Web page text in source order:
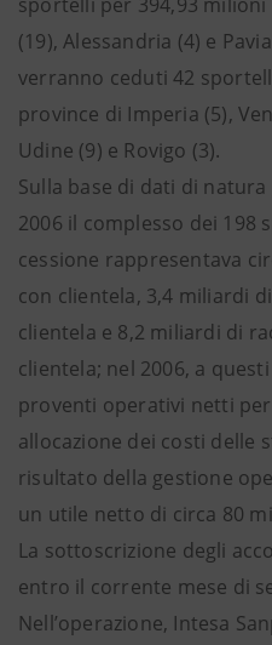
(19), Alessandria (4) e
verranno ceduti 42
province di Imperia (5),
Udine (9) e Rovigo (3).
Sulla base di dati di
2006 il complesso dei 198
cessione rappresentava
con clientela, 3,4 miliardi
clientela e 8,2 miliardi di
clientela; nel 2006, a
proventi operativi netti
allocazione dei costi delle
risultato della gestione
un utile netto di circa 80
La sottoscrizione degli
entro il corrente mese di
Nell’operazione, Intesa